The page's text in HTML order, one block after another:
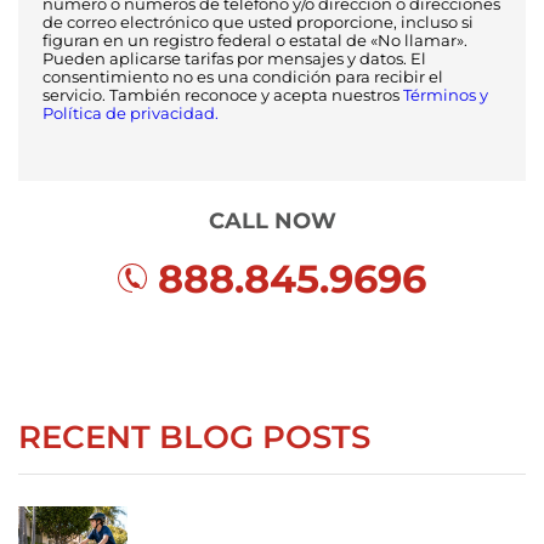
número o números de teléfono y/o dirección o direcciones
de correo electrónico que usted proporcione, incluso si
figuran en un registro federal o estatal de «No llamar».
Pueden aplicarse tarifas por mensajes y datos. El
consentimiento no es una condición para recibir el
servicio. También reconoce y acepta nuestros Términos y
Política de privacidad.
CALL NOW
888.845.9696
RECENT BLOG POSTS